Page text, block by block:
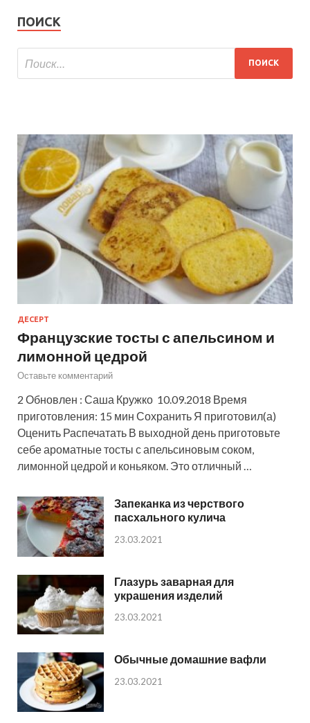
ПОИСК
ДЕСЕРТ
Французские тосты с апельсином и
лимонной цедрой
Оставьте комментарий
2 Обновлен : Саша Кружко 10.09.2018 Время
приготовления: 15 мин Сохранить Я приготовил(а)
Оценить Распечатать В выходной день приготовьте
себе ароматные тосты с апельсиновым соком,
лимонной цедрой и коньяком. Это отличный …
Запеканка из черствого
пасхального кулича
23.03.2021
Глазурь заварная для
украшения изделий
23.03.2021
Обычные домашние вафли
23.03.2021